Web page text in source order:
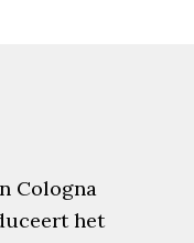
Cologna
het